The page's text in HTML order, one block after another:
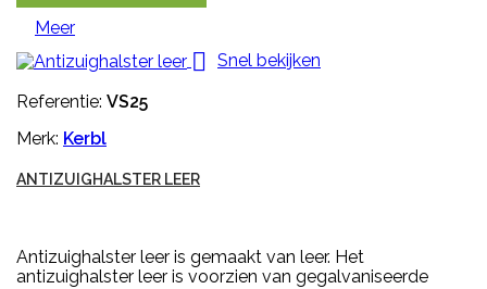
Meer
 Snel bekijken
Referentie: VS25
Merk: Kerbl
ANTIZUIGHALSTER LEER
Antizuighalster leer is gemaakt van leer. Het
antizuighalster leer is voorzien van gegalvaniseerde